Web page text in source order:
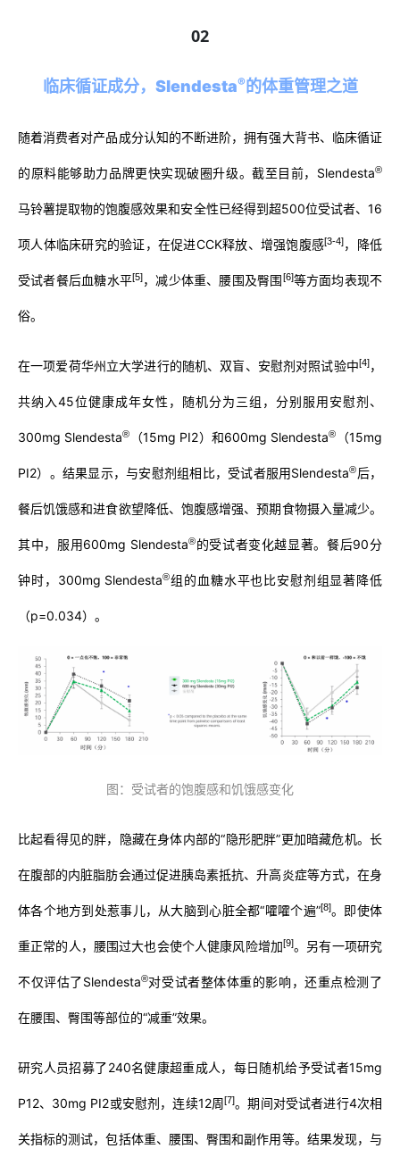
02
临床循证成分， Slendesta®的体重管理之道
随着消费者对产品成分认知的不断进阶，拥有强大背书、临床循证
的原料能够助力品牌更快实现破圈升级。截至目前，Slendesta®
马铃薯提取物的饱腹感效果和安全性已经得到超500位受试者、16
项人体临床研究的验证，在促进CCK释放、增强饱腹感[3-4]，降低
受试者餐后血糖水平[5]，减少体重、腰围及臀围[6]等方面均表现不
俗。
在一项爱荷华州立大学进行的随机、双盲、安慰剂对照试验中[4]，
共纳入45位健康成年女性，随机分为三组，分别服用安慰剂、
300mg Slendesta® （15mg PI2）和600mg Slendesta® （15mg
PI2）。结果显示，与安慰剂组相比，受试者服用Slendesta®后，
餐后饥饿感和进食欲望降低、饱腹感增强、预期食物摄入量减少。
其中，服用600mg Slendesta®的受试者变化越显著。餐后90分
钟时，300mg Slendesta®组的血糖水平也比安慰剂组显著降低
（p=0.034）。
图：受试者的饱腹感和饥饿感变化
比起看得见的胖，隐藏在身体内部的“隐形肥胖”更加暗藏危机。长
在腹部的内脏脂肪会通过促进胰岛素抵抗、升高炎症等方式，在身
体各个地方到处惹事儿，从大脑到心脏全都“嚯嚯个遍”[8]。即使体
重正常的人，腰围过大也会使个人健康风险增加[9]。另有一项研究
不仅评估了Slendesta®对受试者整体体重的影响，还重点检测了
在腰围、臀围等部位的“减重”效果。
研究人员招募了240名健康超重成人，每日随机给予受试者15mg
P12、30mg PI2或安慰剂，连续12周[7]。期间对受试者进行4次相
关指标的测试，包括体重、腰围、臀围和副作用等。结果发现，与